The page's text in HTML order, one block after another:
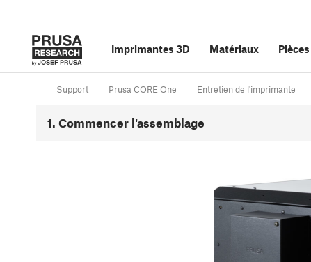
Imprimantes 3D Matériaux Pièces
Support Prusa CORE One Entretien de l'imprimante
1. Commencer l'assemblage